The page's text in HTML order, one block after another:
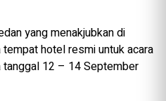
yang menakjubkan di
hotel resmi untuk acara
tanggal 12 – 14 September